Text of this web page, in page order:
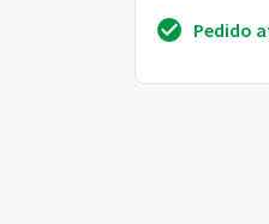
Pedido